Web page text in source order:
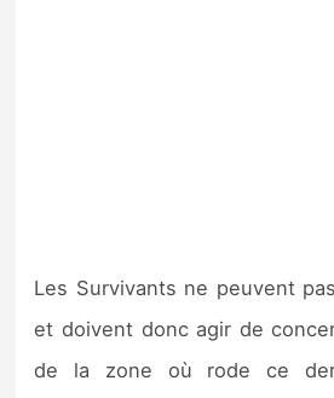
Les Survivants ne peuvent
et doivent donc agir de
de la zone où rode ce